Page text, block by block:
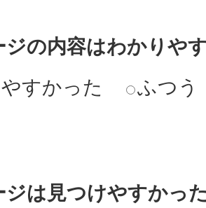
ジの内容はわかりや
すかった
ふつう
ジは見つけやすかっ